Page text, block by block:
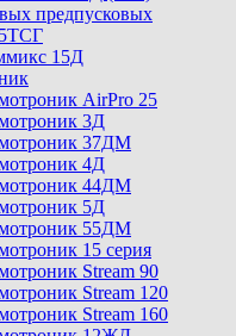
предпусковых
15Д
AirPro 25
3Д
37ДМ
4Д
44ДМ
5Д
55ДМ
15 серия
Stream 90
Stream 120
Stream 160